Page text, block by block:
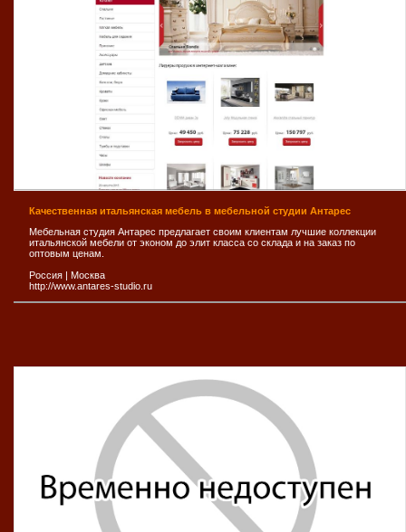
Качественная итальянская мебель в мебельной студии Антарес
Мебельная студия Антарес предлагает своим клиентам лучшие коллекции
итальянской мебели от эконом до элит класса со склада и на заказ по
оптовым ценам.
Россия
Москва
http://www.antares-studio.ru